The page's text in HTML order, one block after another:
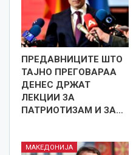
ПРЕДАВНИЦИТЕ ШТО
ТАЈНО ПРЕГОВАРАА
ДЕНЕС ДРЖАТ
ЛЕКЦИИ ЗА
ПАТРИОТИЗАМ И ЗА…
МАКЕДОНИЈА